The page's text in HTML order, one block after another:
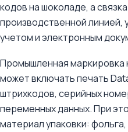
кодов на шоколаде, а
производственной линией,
учетом и электронным
Промышленная маркировка
может включать печать
штрихкодов, серийных
переменных данных. При
материал упаковки: